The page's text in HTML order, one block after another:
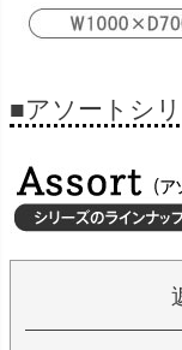
■アソートシ